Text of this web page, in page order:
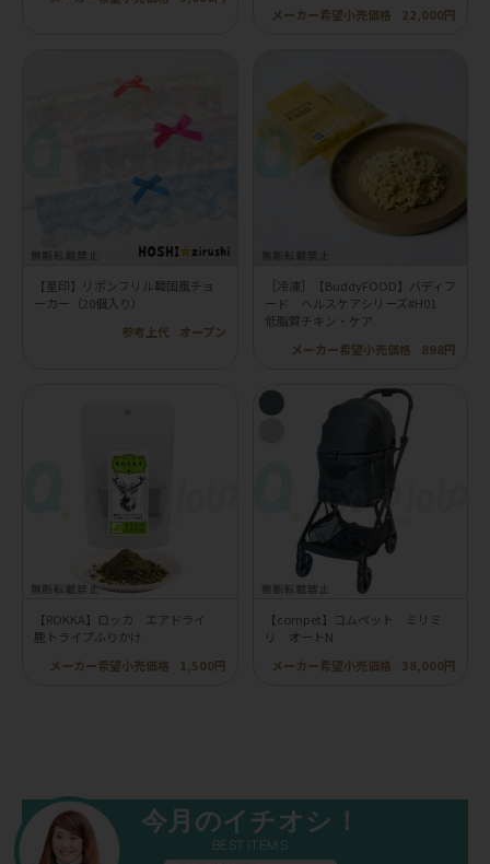
メーカー希望小売価格
22,000円
【星印】リボンフリル韓国風チョ
ーカー（20個入り）
参考上代
オープン
［冷凍］【BuddyFOOD】バディフ
ード ヘルスケアシリーズ#H01
低脂質チキン・ケア
メーカー希望小売価格
898円
【ROKKA】ロッカ エアドライ
鹿トライプふりかけ
メーカー希望小売価格
1,500円
【compet】コムペット ミリミ
リ オートN
メーカー希望小売価格
38,000円
今月のイチオシ！
BEST ITEMS